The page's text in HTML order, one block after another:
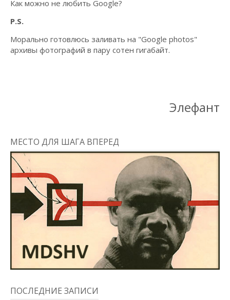
Как можно не любить Google?
P.S.
Морально готовлюсь заливать на "Google photos"
архивы фотографий в пару сотен гигабайт.
Элефант
МЕСТО ДЛЯ ШАГА ВПЕРЕД
ПОСЛЕДНИЕ ЗАПИСИ